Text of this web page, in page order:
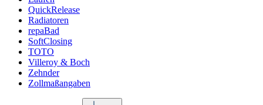
QuickRelease
Radiatoren
repaBad
SoftClosing
TOTO
Villeroy & Boch
Zehnder
Zollmaßangaben